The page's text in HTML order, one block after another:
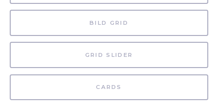
BILD GRID
GRID SLIDER
CARDS